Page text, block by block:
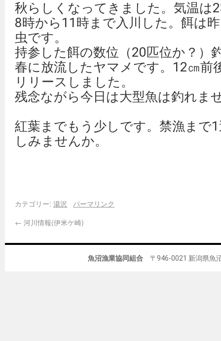
秋らしくなってきました。気温は
8時から11時まで入川した。餌は
虫です。
持参した餌の数位（20匹位か？）
春に放流したヤマメです。12㎝前
リリースしました。
残念ながら今日は大型魚は釣れま
紅葉までもう少しです。禁漁まで
しみませんか。
カテゴリー: 湯沢
パーマリンク
← 河川情報(伊米ケ崎)
魚沼漁業協同組合 〒946-0021 新潟県魚